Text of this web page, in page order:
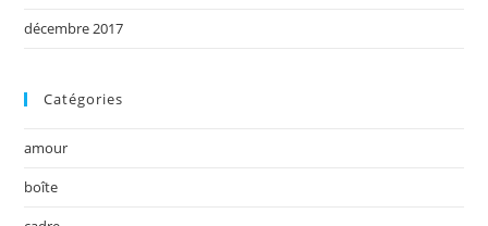
décembre 2017
Catégories
amour
boîte